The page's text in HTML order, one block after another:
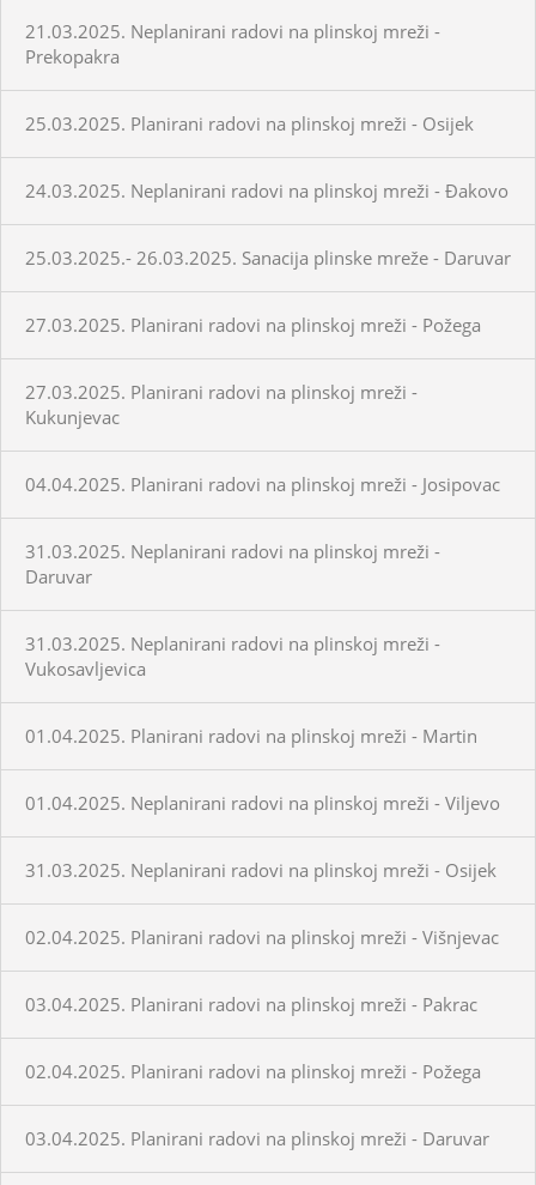
21.03.2025. Neplanirani radovi na plinskoj mreži -
Prekopakra
25.03.2025. Planirani radovi na plinskoj mreži - Osijek
24.03.2025. Neplanirani radovi na plinskoj mreži - Đakovo
25.03.2025.- 26.03.2025. Sanacija plinske mreže - Daruvar
27.03.2025. Planirani radovi na plinskoj mreži - Požega
27.03.2025. Planirani radovi na plinskoj mreži -
Kukunjevac
04.04.2025. Planirani radovi na plinskoj mreži - Josipovac
31.03.2025. Neplanirani radovi na plinskoj mreži -
Daruvar
31.03.2025. Neplanirani radovi na plinskoj mreži -
Vukosavljevica
01.04.2025. Planirani radovi na plinskoj mreži - Martin
01.04.2025. Neplanirani radovi na plinskoj mreži - Viljevo
31.03.2025. Neplanirani radovi na plinskoj mreži - Osijek
02.04.2025. Planirani radovi na plinskoj mreži - Višnjevac
03.04.2025. Planirani radovi na plinskoj mreži - Pakrac
02.04.2025. Planirani radovi na plinskoj mreži - Požega
03.04.2025. Planirani radovi na plinskoj mreži - Daruvar